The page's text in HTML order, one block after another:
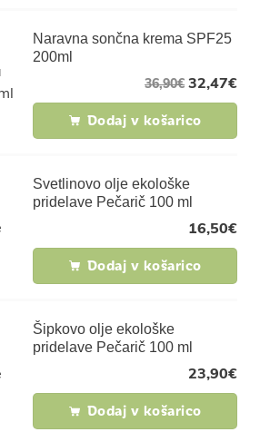
Naravna sončna krema SPF25
200ml
32,47€
36,90€
Dodaj v košarico
Svetlinovo olje ekološke
pridelave Pečarič 100 ml
16,50€
Dodaj v košarico
Šipkovo olje ekološke
pridelave Pečarič 100 ml
23,90€
Dodaj v košarico